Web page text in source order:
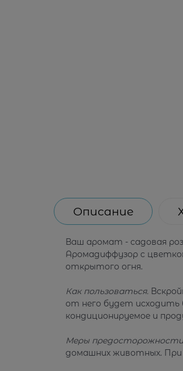
Описание
Ваш аромат - садовая
Аромадиффузор с
открытого огня.
Как пользоваться.
от него будет исходить
кондиционируемое и
Меры
домашних животных. При